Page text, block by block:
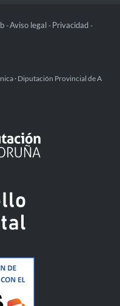
-Aviso legal - Privacidad -
· Diputación Provincial de A